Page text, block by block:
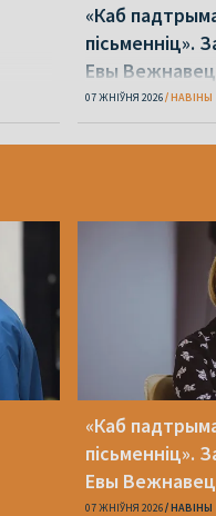
«Каб
пісьменніц».
Евы Вежнавец
07 ЖНІЎНЯ 2026 НАВІНЫ
«Каб
пісьменніц».
Евы Вежнавец
07 ЖНІЎНЯ 2026 НАВІНЫ